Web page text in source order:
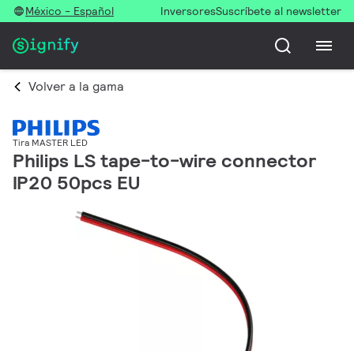
México - Español InversoresSuscríbete al newsletter
Volver a la gama
Tira MASTER LED
Philips LS tape-to-wire connector
IP20 50pcs EU